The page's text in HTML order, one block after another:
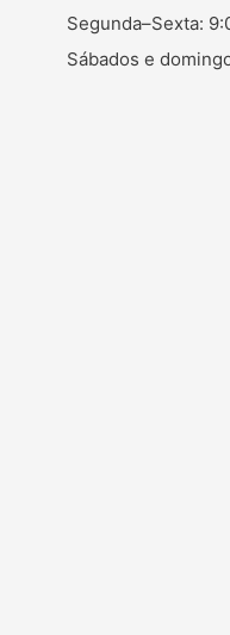
Segunda–Sexta:
Sábados e